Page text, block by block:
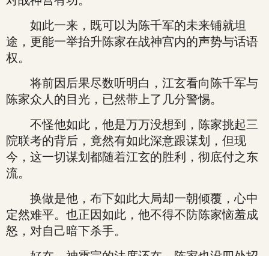
如此一来，既可以为陈千军的未来铺就坦
途，更能一举抬升陈家在战神宫内的声势与话语
权。
将前因后果尽数听明白，江玄看向陈千军与
陈家众人的目光，已然带上了几分警惕。
不怪他如此，他是万万没想到，陈家挑起三
院联考的背后，竟然有如此深意跟谋划，但现
今，这一切谋划都随着江玄的胜利，彻底付之东
流。
换做是他，布下如此大局却一朝倾覆，心中
定然难平。也正因如此，他不得不防陈家恼羞成
怒，对自己暗下杀手。